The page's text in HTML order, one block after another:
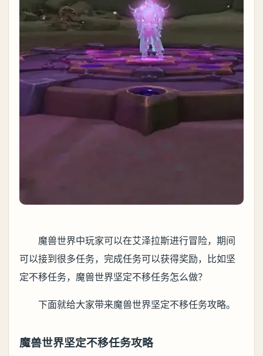
魔兽世界中玩家可以在艾泽拉斯进行冒险，期间
可以接到很多任务，完成任务可以获得奖励，比如坚
定不移任务，魔兽世界坚定不移任务怎么做？
下面就给大家带来魔兽世界坚定不移任务攻略。
魔兽世界坚定不移任务攻略